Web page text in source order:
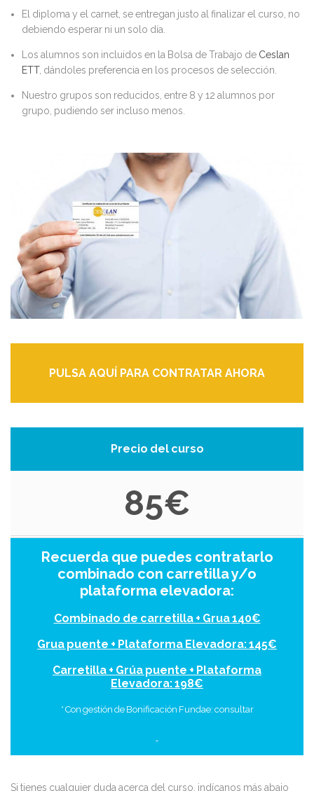
El diploma y el carnet, se entregan justo al finalizar el curso, no
debiendo esperar ni un solo día.
Los alumnos son incluidos en la Bolsa de Trabajo de Ceslan
ETT, dándoles preferencia en los procesos de selección.
Nuestro grupos son reducidos, entre 8 y 12 alumnos por
grupo, pudiendo ser incluso menos.
PULSA AQUÍ PARA CONTRATAR AHORA
Precio del curso
85€
Recuerda que puedes contratarlo
combinado con carretilla y/o
plataforma elevadora:
Combinado de carretilla + Grua 140€
Grua puente + Plataforma Elevadora: 145€
Carretilla + Grúa puente + Plataforma
Elevadora: 198€
* Con gestión de Bonificación Fundae: consultar
Si tienes cualquier duda acerca del curso, indícanos más abajo